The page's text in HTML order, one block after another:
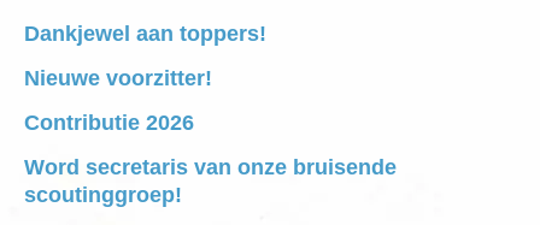
Dankjewel aan toppers!
Nieuwe voorzitter!
Contributie 2026
Word secretaris van onze bruisende
scoutinggroep!